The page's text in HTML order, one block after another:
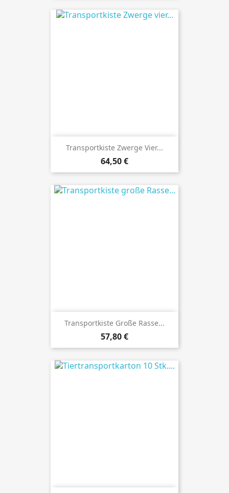
Transportkiste Zwerge Vier...
Preis
64,50 €
Transportkiste Große Rasse...
Preis
57,80 €